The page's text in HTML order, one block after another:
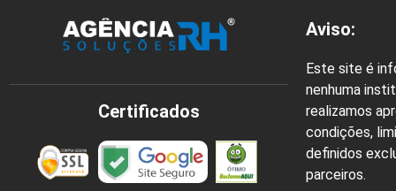
Certificados
Aviso:
Este site é
nenhuma
realizamos
condições,
definidos
parceiros.